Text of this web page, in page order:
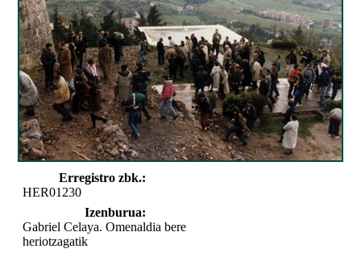
Erregistro zbk.:
HER01230
Izenburua:
Gabriel Celaya. Omenaldia bere
heriotzagatik